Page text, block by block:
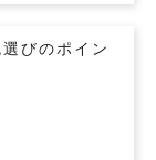
びのポイン